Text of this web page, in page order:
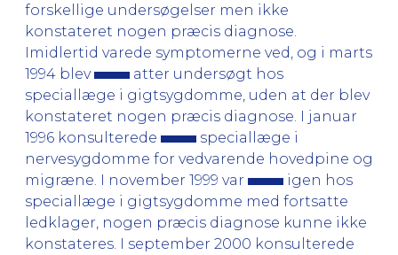
forskellige undersøgelser men ikke
konstateret nogen præcis diagnose.
Imidlertid varede symptomerne ved, og i marts
1994 blev
atter undersøgt hos
speciallæge i gigtsygdomme, uden at der blev
konstateret nogen præcis diagnose. I januar
1996 konsulterede
speciallæge i
nervesygdomme for vedvarende hovedpine og
migræne. I november 1999 var
igen hos
speciallæge i gigtsygdomme med fortsatte
ledklager, nogen præcis diagnose kunne ikke
konstateres. I september 2000 konsulterede